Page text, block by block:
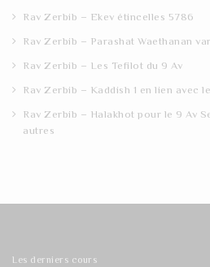
Rav Zerbib – Ekev étincelles 5786
Rav Zerbib – Parashat Waethanan
Rav Zerbib – Les Tefilot du 9 Av
Rav Zerbib – Kaddish 1 en lien avec le
Rav Zerbib – Halakhot pour le 9 Av
autres
Les derniers cours